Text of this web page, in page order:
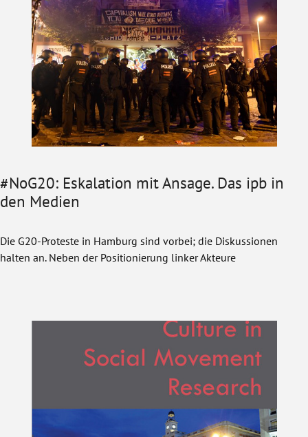
#NoG20: Eskalation mit Ansage. Das ipb in
den Medien
Die G20-Proteste in Hamburg sind vorbei; die Diskussionen
halten an. Neben der Positionierung linker Akteure